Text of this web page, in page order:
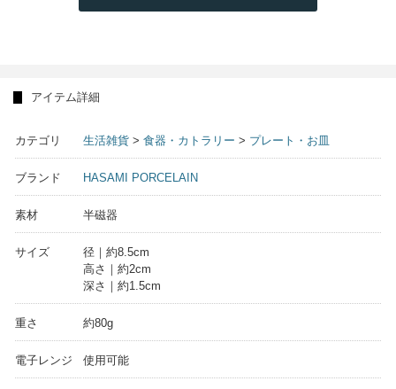
アイテム詳細
カテゴリ 生活雑貨 > 食器・カトラリー > プレート・お皿
ブランド HASAMI PORCELAIN
素材 半磁器
サイズ
径｜約8.5cm
高さ｜約2cm
深さ｜約1.5cm
重さ 約80g
電子レンジ 使用可能